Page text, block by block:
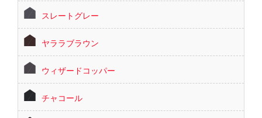
スレートグレー
ヤララブラウン
ウィザードコッパー
チャコール